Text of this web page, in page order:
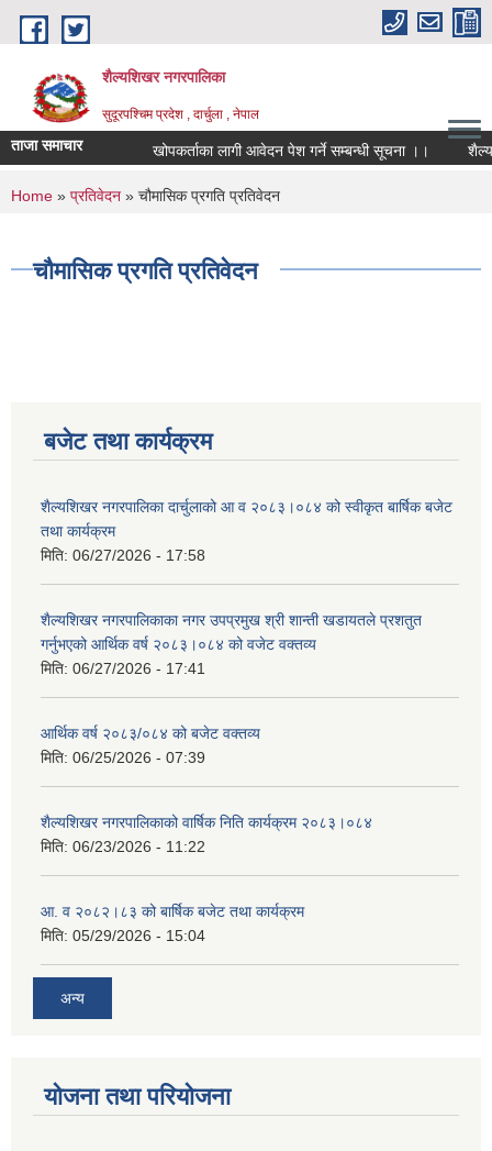
Skip to main content
शैल्यशिखर नगरपालिका
सुदूरपश्चिम प्रदेश , दार्चुला , नेपाल
ताजा समाचार खोपकर्ताका लागी आवेदन पेश गर्ने सम्बन्धी सूचना ।।
You are here
Home » प्रतिवेदन » चौमासिक प्रगति प्रतिवेदन
चौमासिक प्रगति प्रतिवेदन
बजेट तथा कार्यक्रम
शैल्यशिखर नगरपालिका दार्चुलाको आ व २०८३।०८४ को स्वीकृत बार्षिक बजेट
तथा कार्यक्रम
मिति: 06/27/2026 - 17:58
शैल्यशिखर नगरपालिकाका नगर उपप्रमुख श्री शान्ती खडायतले प्रशतुत
गर्नुभएको आर्थिक वर्ष २०८३।०८४ को वजेट वक्तव्य
मिति: 06/27/2026 - 17:41
आर्थिक वर्ष २०८३/०८४ को बजेट वक्तव्य
मिति: 06/25/2026 - 07:39
शैल्यशिखर नगरपालिकाको वार्षिक निति कार्यक्रम २०८३।०८४
मिति: 06/23/2026 - 11:22
आ. व २०८२।८३ को बार्षिक बजेट तथा कार्यक्रम
मिति: 05/29/2026 - 15:04
अन्य
योजना तथा परियोजना